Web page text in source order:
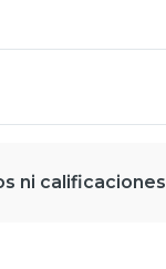
ni calificaciones